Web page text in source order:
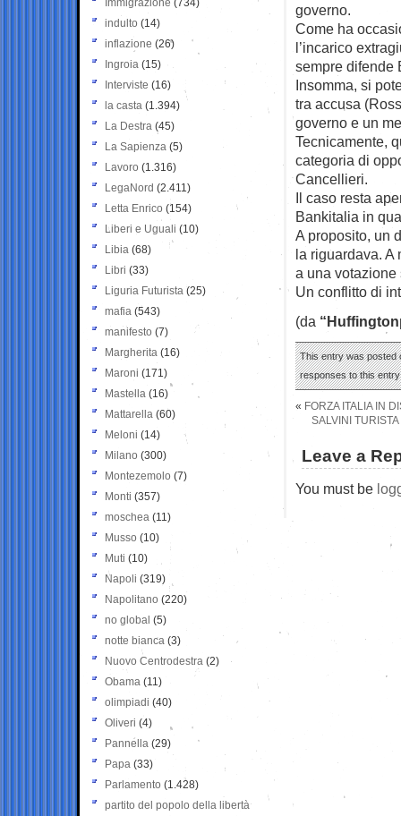
governo.
Come ha
l’incarico
sempre difende
Insomma, si
tra accusa
governo e un
Tecnicamente,
categoria di
Cancellieri.
Il caso resta
Bankitalia in
A proposito, un
la riguardava. A
a una votazione
Un conflitto di
(da
This entry was posted
responses to this
« FORZA ITALIA IN
SALVINI
Leave a
You must be
Immigrazione (734)
indulto (14)
inflazione (26)
Ingroia (15)
Interviste (16)
la casta (1.394)
La Destra (45)
La Sapienza (5)
Lavoro (1.316)
LegaNord (2.411)
Letta Enrico (154)
Liberi e Uguali (10)
Libia (68)
Libri (33)
Liguria Futurista (25)
mafia (543)
manifesto (7)
Margherita (16)
Maroni (171)
Mastella (16)
Mattarella (60)
Meloni (14)
Milano (300)
Montezemolo (7)
Monti (357)
moschea (11)
Musso (10)
Muti (10)
Napoli (319)
Napolitano (220)
no global (5)
notte bianca (3)
Nuovo Centrodestra (2)
Obama (11)
olimpiadi (40)
Oliveri (4)
Pannella (29)
Papa (33)
Parlamento (1.428)
partito del popolo della libertà